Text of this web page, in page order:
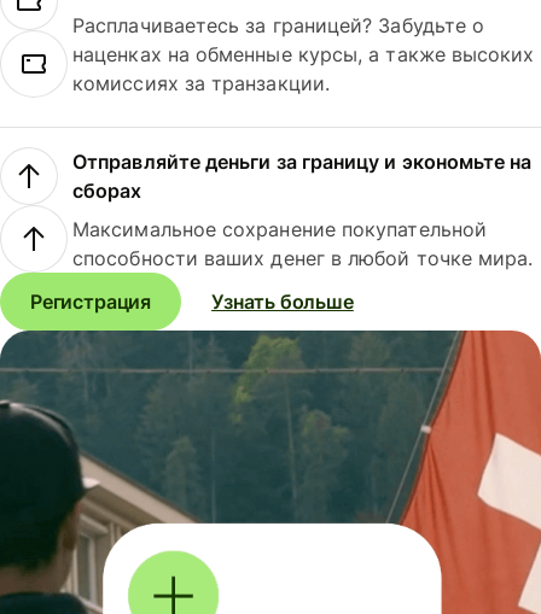
Расплачиваетесь за границей? Забудьте о
наценках на обменные курсы, а также высоких
комиссиях за транзакции.
Отправляйте деньги за границу и экономьте на
сборах
Максимальное сохранение покупательной
способности ваших денег в любой точке мира.
Регистрация
Узнать больше